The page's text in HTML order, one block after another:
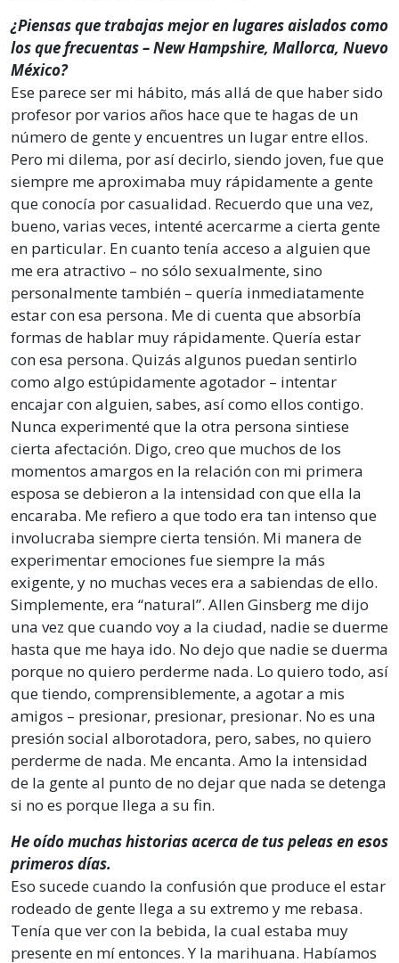
¿Piensas que trabajas mejor en lugares aislados como
los que frecuentas – New Hampshire, Mallorca, Nuevo
México?
Ese parece ser mi hábito, más allá de que haber sido
profesor por varios años hace que te hagas de un
número de gente y encuentres un lugar entre ellos.
Pero mi dilema, por así decirlo, siendo joven, fue que
siempre me aproximaba muy rápidamente a gente
que conocía por casualidad. Recuerdo que una vez,
bueno, varias veces, intenté acercarme a cierta gente
en particular. En cuanto tenía acceso a alguien que
me era atractivo – no sólo sexualmente, sino
personalmente también – quería inmediatamente
estar con esa persona. Me di cuenta que absorbía
formas de hablar muy rápidamente. Quería estar
con esa persona. Quizás algunos puedan sentirlo
como algo estúpidamente agotador – intentar
encajar con alguien, sabes, así como ellos contigo.
Nunca experimenté que la otra persona sintiese
cierta afectación. Digo, creo que muchos de los
momentos amargos en la relación con mi primera
esposa se debieron a la intensidad con que ella la
encaraba. Me refiero a que todo era tan intenso que
involucraba siempre cierta tensión. Mi manera de
experimentar emociones fue siempre la más
exigente, y no muchas veces era a sabiendas de ello.
Simplemente, era “natural”. Allen Ginsberg me dijo
una vez que cuando voy a la ciudad, nadie se duerme
hasta que me haya ido. No dejo que nadie se duerma
porque no quiero perderme nada. Lo quiero todo, así
que tiendo, comprensiblemente, a agotar a mis
amigos – presionar, presionar, presionar. No es una
presión social alborotadora, pero, sabes, no quiero
perderme de nada. Me encanta. Amo la intensidad
de la gente al punto de no dejar que nada se detenga
si no es porque llega a su fin.
He oído muchas historias acerca de tus peleas en esos
primeros días.
Eso sucede cuando la confusión que produce el estar
rodeado de gente llega a su extremo y me rebasa.
Tenía que ver con la bebida, la cual estaba muy
presente en mí entonces. Y la marihuana. Habíamos